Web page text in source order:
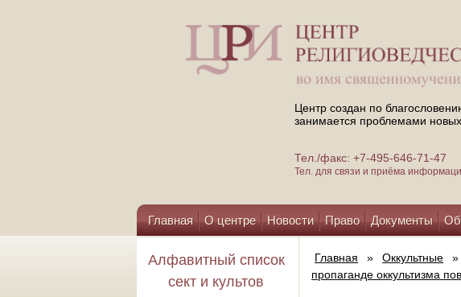
Центр создан по
занимается проблемами
Тел./факс: +7-495-646-71-
Тел. для связи и приёма
Главная О центре Новости Право Документы
Помощь центру
Алфавитный список
сект и культов
Главная » Оккультные »
пропаганде оккультизма